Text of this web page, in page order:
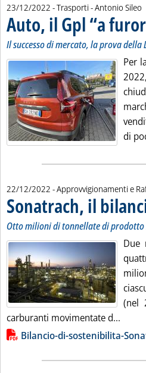
23/12/2022 - Trasporti -di:
Antonio Sileo
Auto, il Gpl “a
Il successo di mercato, la prova della
Per
di
22/12/2022 - Approvvigionamenti e
Sonatrach, il
Otto milioni di tonnellate di
Due
(nel
carburanti movimentate d...
Lista allegati PDF alla
Bilancio-di-sostenibilita-